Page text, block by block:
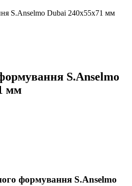
S.Anselmo Dubai 240х55х71 мм
S.Anselmo
мм
формування S.Anselmo